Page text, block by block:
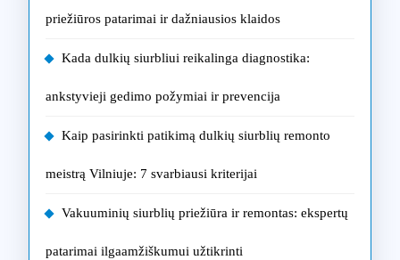
priežiūros patarimai ir dažniausios klaidos
Kada dulkių siurbliui reikalinga diagnostika:
ankstyvieji gedimo požymiai ir prevencija
Kaip pasirinkti patikimą dulkių siurblių remonto
meistrą Vilniuje: 7 svarbiausi kriterijai
Vakuuminių siurblių priežiūra ir remontas: ekspertų
patarimai ilgaamžiškumui užtikrinti